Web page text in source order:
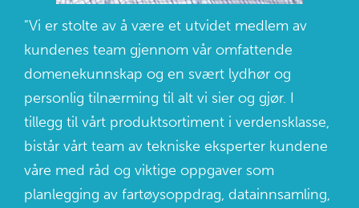
"Vi er stolte av å være et utvidet medlem av
kundenes team gjennom vår omfattende
domenekunnskap og en svært lydhør og
personlig tilnærming til alt vi sier og gjør. I
tillegg til vårt produktsortiment i verdensklasse,
bistår vårt team av tekniske eksperter kundene
våre med råd og viktige oppgaver som
planlegging av fartøysoppdrag, datainnsamling,